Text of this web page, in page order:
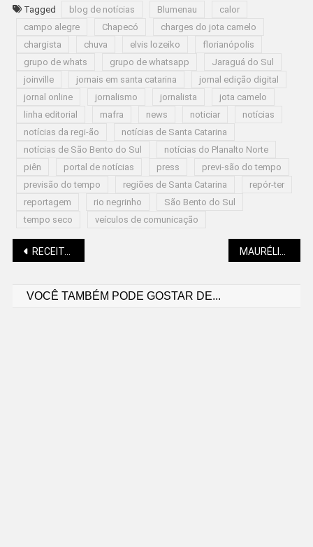
Tagged blog de notícias Blumenau
calor
campo alegre
Chapecó
charges do jota camelo
chargista
chuva elvis lozeiko
florianópolis
grupo de whats
grupo de whatsapp
Jaraguá do Sul
joinville
jornais em santa catarina
jornal edição digital
jornal online
jornalismo jornalista
jota camelo
linha editorial
mafra news noticiar
notícias
notícias da regi-ão
notícias de Santa Catarina
notícias de São Bento do Sul
notícias do Planalto Norte
piên
portal de notícias press
previ-são do tempo
previsão do tempo
regiões de Santa Catarina
repór-ter
reportagem
rio negrinho
São Bento do Sul
tempo seco
veículos de comunicação
Navegação
RECEITAS DO ELVIS: AIPIM COM MOLHO DE CARNE MOÍDA DE FRANGO
VOCÊ TAMBÉM PODE GOSTAR DE...